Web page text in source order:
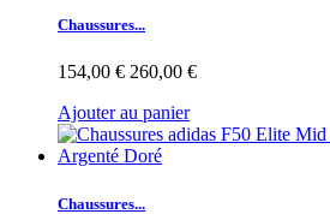
Chaussures...
154,00 € 260,00 €
Ajouter au panier
Chaussures...